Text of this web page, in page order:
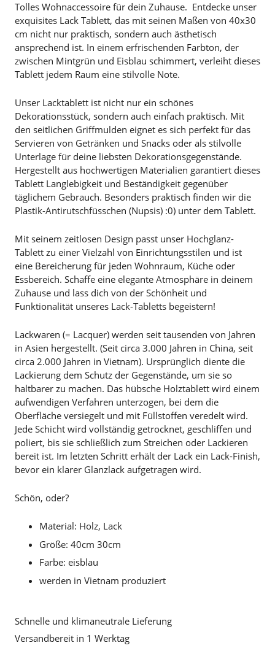
Tolles Wohnaccessoire für dein Zuhause. Entdecke unser
exquisites Lack Tablett, das mit seinen Maßen von 40x30
cm nicht nur praktisch, sondern auch ästhetisch
ansprechend ist. In einem erfrischenden Farbton, der
zwischen Mintgrün und Eisblau schimmert, verleiht dieses
Tablett jedem Raum eine stilvolle Note.
Unser Lacktablett ist nicht nur ein schönes
Dekorationsstück, sondern auch einfach praktisch. Mit
den seitlichen Griffmulden eignet es sich perfekt für das
Servieren von Getränken und Snacks oder als stilvolle
Unterlage für deine liebsten Dekorationsgegenstände.
Hergestellt aus hochwertigen Materialien garantiert dieses
Tablett Langlebigkeit und Beständigkeit gegenüber
täglichem Gebrauch. Besonders praktisch finden wir die
Plastik-Antirutschfüsschen (Nupsis) :0) unter dem Tablett.
Mit seinem zeitlosen Design passt unser Hochglanz-
Tablett zu einer Vielzahl von Einrichtungsstilen und ist
eine Bereicherung für jeden Wohnraum, Küche oder
Essbereich. Schaffe eine elegante Atmosphäre in deinem
Zuhause und lass dich von der Schönheit und
Funktionalität unseres Lack-Tabletts begeistern!
Lackwaren (= Lacquer) werden seit tausenden von Jahren
in Asien hergestellt. (Seit circa 3.000 Jahren in China, seit
circa 2.000 Jahren in Vietnam). Ursprünglich diente die
Lackierung dem Schutz der Gegenstände, um sie so
haltbarer zu machen. Das hübsche Holztablett wird einem
aufwendigen Verfahren unterzogen, bei dem die
Oberfläche versiegelt und mit Füllstoffen veredelt wird.
Jede Schicht wird vollständig getrocknet, geschliffen und
poliert, bis sie schließlich zum Streichen oder Lackieren
bereit ist. Im letzten Schritt erhält der Lack ein Lack-Finish,
bevor ein klarer Glanzlack aufgetragen wird.
Schön, oder?
Material: Holz, Lack
Größe: 40cm 30cm
Farbe: eisblau
werden in Vietnam produziert
Schnelle und klimaneutrale Lieferung
Versandbereit in 1 Werktag